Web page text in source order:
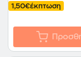
1,50€έκπτωση